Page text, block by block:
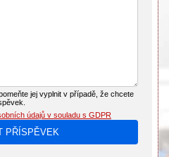
jej vyplnit v případě, že chcete
údajů v souladu s GDPR